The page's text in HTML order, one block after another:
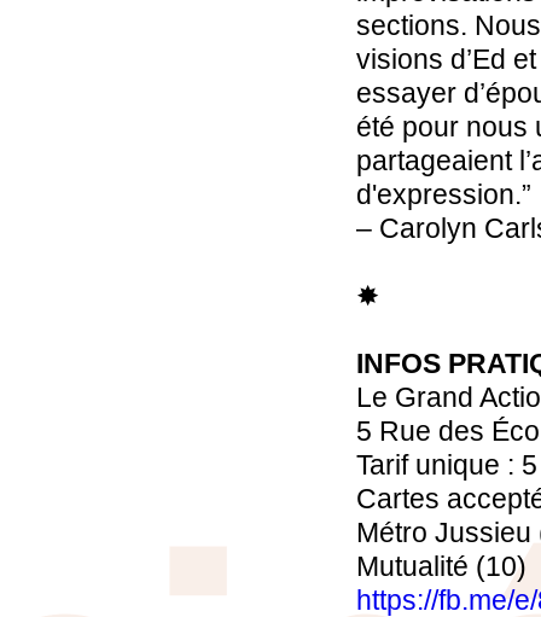
sections.
visions d’Ed
essayer
été pour nous
partageaient
d'expression.”
– Carolyn
✸
INFOS
Le Grand
5 Rue des
Tarif unique :
Cartes
Métro Jussieu
Mutualité (10)
https://fb.me/